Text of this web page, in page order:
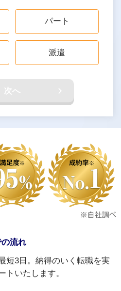
パート
派遣
次へ
流れ
短3日。納得のいく転職を実
トいたします。